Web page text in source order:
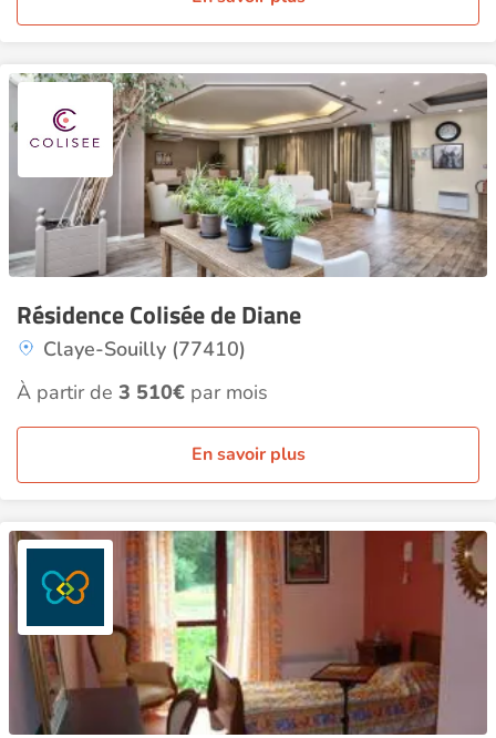
Résidence Colisée de Diane
Claye-Souilly (77410)
À partir de 3 510€ par mois
En savoir plus